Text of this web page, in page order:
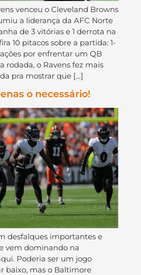
venceu o Cleveland Browns
a liderança da AFC Norte
de 3 vitórias e 1 derrota na
10 pitacos sobre a partida: 1-
por enfrentar um QB
rodada, o Ravens fez mais
pra mostrar que […]
o necessário!
desfalques importantes e
vem dominando na
Poderia ser um jogo
baixo, mas o Baltimore